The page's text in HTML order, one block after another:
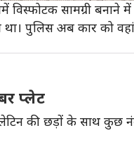
सामग्री बनाने
पुलिस अब कार को
प्लेट
की छड़ों के साथ कुछ